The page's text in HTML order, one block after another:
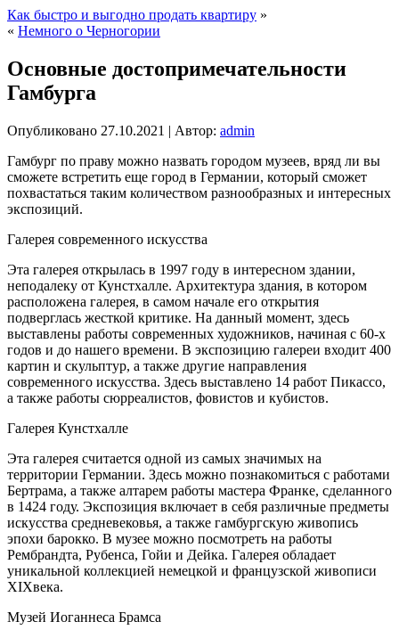
Как быстро и выгодно продать квартиру »
« Немного о Черногории
Основные достопримечательности
Гамбурга
Опубликовано 27.10.2021 | Автор: admin
Гамбург по праву можно назвать городом музеев, вряд ли вы
сможете встретить еще город в Германии, который сможет
похвастаться таким количеством разнообразных и интересных
экспозиций.
Галерея современного искусства
Эта галерея открылась в 1997 году в интересном здании,
неподалеку от Кунстхалле. Архитектура здания, в котором
расположена галерея, в самом начале его открытия
подверглась жесткой критике. На данный момент, здесь
выставлены работы современных художников, начиная с 60-х
годов и до нашего времени. В экспозицию галереи входит 400
картин и скульптур, а также другие направления
современного искусства. Здесь выставлено 14 работ Пикассо,
а также работы сюрреалистов, фовистов и кубистов.
Галерея Кунстхалле
Эта галерея считается одной из самых значимых на
территории Германии. Здесь можно познакомиться с работами
Бертрама, а также алтарем работы мастера Франке, сделанного
в 1424 году. Экспозиция включает в себя различные предметы
искусства средневековья, а также гамбургскую живопись
эпохи барокко. В музее можно посмотреть на работы
Рембрандта, Рубенса, Гойи и Дейка. Галерея обладает
уникальной коллекцией немецкой и французской живописи
XIXвека.
Музей Иоганнеса Брамса